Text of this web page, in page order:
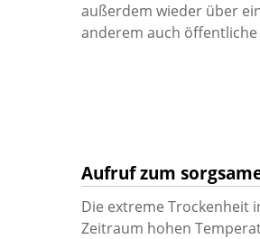
außerdem wieder über
anderem auch
Aufruf zum
Die extreme Trockenheit
Zeitraum hohen